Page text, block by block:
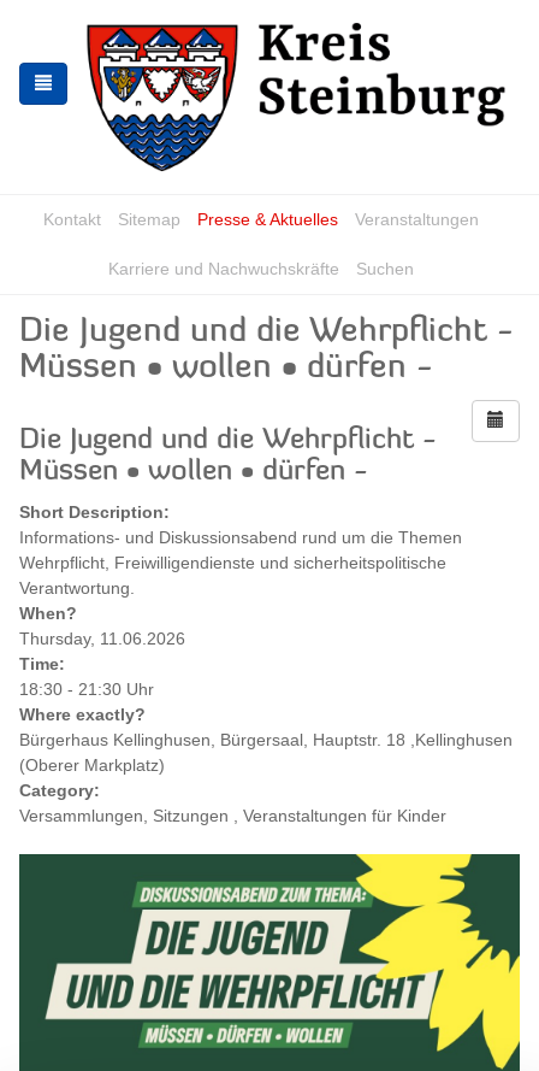
springen
springen
Kontakt Sitemap Presse & Aktuelles Veranstaltungen
Karriere und Nachwuchskräfte Suchen
Die Jugend und die Wehrpflicht -
Müssen • wollen • dürfen -
Die Jugend und die Wehrpflicht -
Müssen • wollen • dürfen -
Short Description:
Informations- und Diskussionsabend rund um die Themen
Wehrpflicht, Freiwilligendienste und sicherheitspolitische
Verantwortung.
When?
Thursday, 11.06.2026
Time:
18:30 - 21:30 Uhr
Where exactly?
Bürgerhaus Kellinghusen, Bürgersaal, Hauptstr. 18 ,Kellinghusen
(Oberer Markplatz)
Category:
Versammlungen, Sitzungen , Veranstaltungen für Kinder